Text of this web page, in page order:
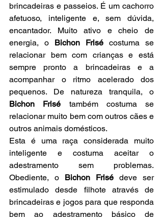
brincadeiras e passeios. É um cachorro
afetuoso, inteligente e, sem dúvida,
encantador. Muito ativo e cheio de
energia, o Bichon Frisé costuma se
relacionar bem com crianças e está
sempre pronto a brincadeiras e a
acompanhar o ritmo acelerado dos
Bichon Frisé também costuma se
relacionar muito bem com outros cães e
outros animais domésticos.
Esta é uma raça considerada muito
inteligente e costuma aceitar o
adestramento sem problemas.
Obediente, o Bichon Frisé deve ser
estimulado desde filhote através de
brincadeiras e jogos para que responda
bem ao adestramento básico de